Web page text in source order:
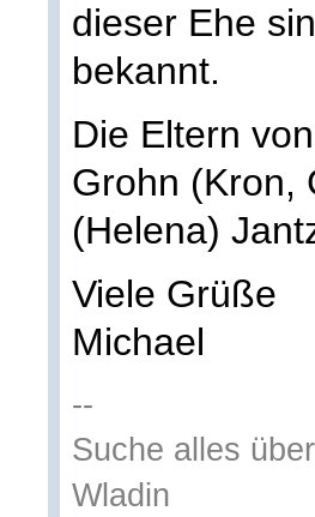
dieser Ehe
bekannt.
Die Eltern
Grohn (Kron,
(Helena)
Viele Grüße
Michael
--
Suche alles
Wladin